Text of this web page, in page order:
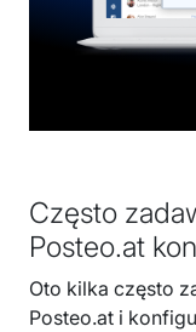
Często
Posteo.at
Oto kilka często
Posteo.at i